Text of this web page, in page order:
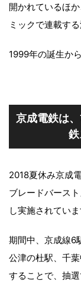
開かれているほ
ミックで連載す
1999年の誕生か
京成電鉄は
2018夏休み京成
ブレードバース
し実施されていま
期間中、京成線6
公津の杜駅、千
することで、抽